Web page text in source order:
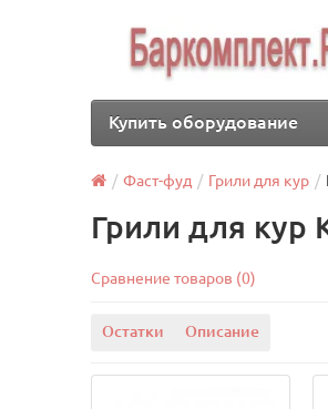
Купить оборудование
Фаст-фуд Грили для кур
Грили для кур
Сравнение товаров (0)
Остатки Описание